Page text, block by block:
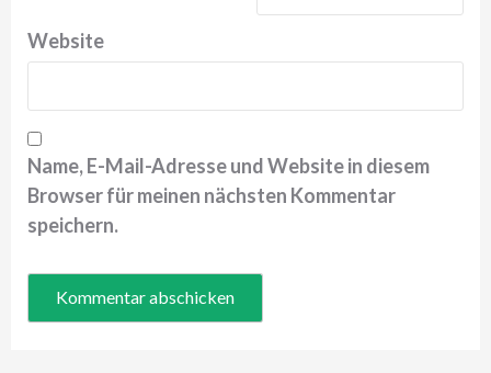
Website
Name, E-Mail-Adresse und Website in diesem
Browser für meinen nächsten Kommentar
speichern.